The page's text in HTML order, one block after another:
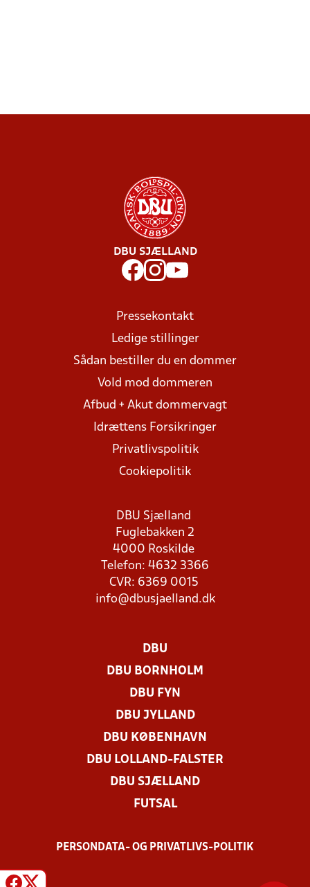
DBU SJÆLLAND
Pressekontakt
Ledige stillinger
Sådan bestiller du en dommer
Vold mod dommeren
Afbud + Akut dommervagt
Idrættens Forsikringer
Privatlivspolitik
Cookiepolitik
DBU Sjælland
Fuglebakken 2
4000 Roskilde
Telefon: 4632 3366
CVR: 6369 0015
info@dbusjaelland.dk
DBU
DBU BORNHOLM
DBU FYN
DBU JYLLAND
DBU KØBENHAVN
DBU LOLLAND-FALSTER
DBU SJÆLLAND
FUTSAL
PERSONDATA- OG PRIVATLIVS-POLITIK